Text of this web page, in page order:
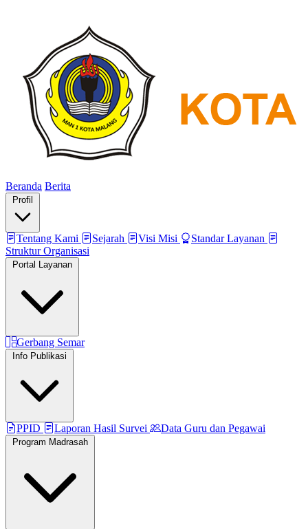
Beranda Berita
Profil
Tentang Kami Sejarah Visi Misi
Standar Layanan
Struktur Organisasi
Portal Layanan
Gerbang Semar
Info Publikasi
PPID Laporan Hasil Survei Data Guru dan Pegawai
Program Madrasah